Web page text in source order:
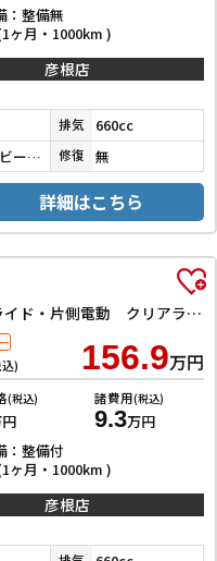
：整備無
ヶ月・1000km )
彦根店
排気 660cc
ＭブルービームＭ／ＣブラックＰ 修復 無
詳細はこちら
ベースグレード ナビ TV 両側スライド・片側電動 クリアランスソナー オートクルーズコントロール レーンアシスト 衝突被害軽減システム オートライト LEDヘッドランプ スマートキー
) 156.9万円
(税込) 諸費用(税込)
9.3万円
：整備付
ヶ月・1000km )
彦根店